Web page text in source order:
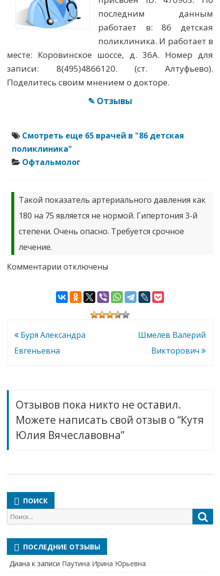
последним данным
работает в: 86 детская
поликлиника. И работает в
месте: Коровинское шоссе, д. 36А. Номер для
записи: 8(495)4866120. (ст. Алтуфьево).
Поделитесь своим мнением о докторе.
✎ Отзывы
Смотреть еще 65 врачей в "86 детская
поликлиника"
Офтальмолог
Такой показатель артериального давления как
180 на 75 является не нормой. Гипертония 3-й
степени. Очень опасно. Требуется срочное
лечение.
Комментарии к
Юлия
Вячеславовна
отключены
Навигация
по
Буря Александра
Евгеньевна
Шмелев Валерий
Викторович
Отзывов пока никто не оставил.
Можете написать свой отзыв о “Кутя
Юлия Вячеславовна”
ПОИСК
Поиск
для:
ПОСЛЕДНИЕ ОТЗЫВЫ
Диана к записи Паутина Ирина Юрьевна